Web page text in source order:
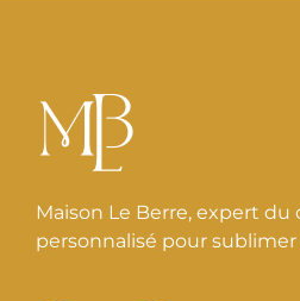
Maison Le Berre, expert
personnalisé pour